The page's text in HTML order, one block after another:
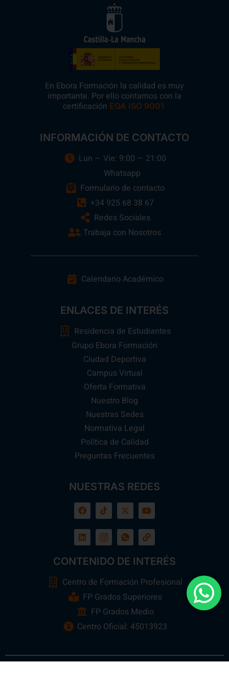
En Ebora Formación la calidad es muy
importante. Por ello contamos con la
certificación EQA ISO 9001
INFORMACIÓN DE CONTACTO
Lun — Vie: 9:00 — 21:00
Whatsapp
Formulario de contacto
+34 925 68 38 67
Redes Sociales
Trabaja con Nosotros
Calendario Académico
ENLACES DE INTERÉS
Residencia de Estudiantes
Grupo Ebora Formación
Ciudad Deportiva
Campus Virtual
Oferta Formativa
Nuestro Blog
Nuestras Sedes
Normativa Legal
Política de Calidad
Preguntas Frecuentes
NUESTRAS REDES
CONTENIDO DE INTERÉS
Centro de Formación Profesional
FP Grados Superiores
FP Grados Medio
Centro Oficial: 45013923